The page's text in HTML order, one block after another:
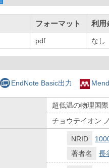
フォーマット 利用
pdf なし
EndNote Basic出力
超低温の物理国
チョウテイオン
NRID
著者名
長